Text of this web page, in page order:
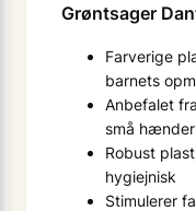
Grøntsager
Farverige
barnets
Anbefalet
små hænder
Robust
hygiejnisk
Stimulerer